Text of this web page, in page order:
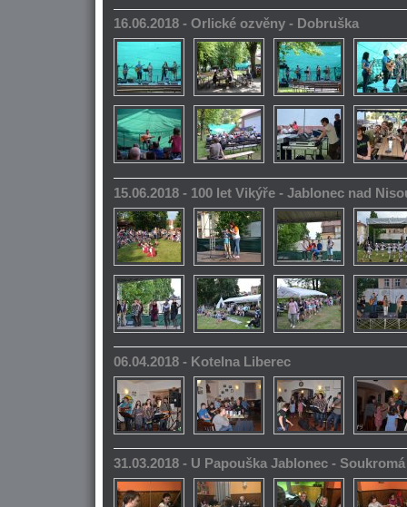
16.06.2018 - Orlické ozvěny - Dobruška
15.06.2018 - 100 let Vikýře - Jablonec nad
06.04.2018 - Kotelna Liberec
31.03.2018 - U Papouška Jablonec -